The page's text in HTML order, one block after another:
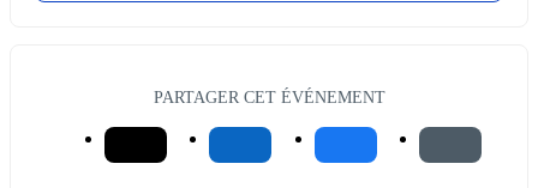
PARTAGER CET ÉVÉNEMENT